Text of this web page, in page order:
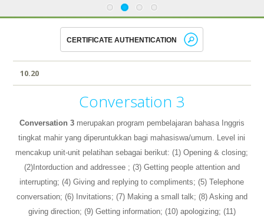
10.20
Conversation 3
Conversation 3merupakan program pembelajaran bahasa Inggris
tingkat mahir yang diperuntukkan bagi mahasiswa/umum. Level ini
mencakup unit-unit pelatihan sebagai berikut: (1) Opening & closing;
(2)Intorduction and addressee ; (3) Getting people attention and
interrupting; (4) Giving and replying to compliments; (5) Telephone
conversation; (6) Invitations; (7) Making a small talk; (8) Asking and
giving direction; (9) Getting information; (10) apologizing; (11)